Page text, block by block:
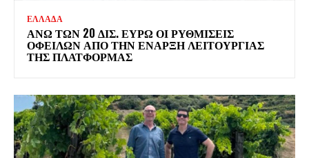
ΕΛΛΑΔΑ
ΆΝΩ ΤΩΝ 20 ΔΙΣ. ΕΥΡΏ ΟΙ ΡΥΘΜΊΣΕΙΣ
ΟΦΕΙΛΏΝ ΑΠΌ ΤΗΝ ΈΝΑΡΞΗ ΛΕΙΤΟΥΡΓΊΑΣ
ΤΗΣ ΠΛΑΤΦΌΡΜΑΣ